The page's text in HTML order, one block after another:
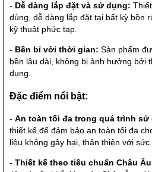
- Dễ dàng lắp đặt và sử dụng:
dùng, dễ dàng lắp đặt tại bất kỳ bồn
kỹ thuật phức tạp.
- Bền bỉ với thời gian: Sản phẩm
bền lâu dài, không bị ảnh hưởng bởi
dụng.
Đặc điểm nổi bật:
- An toàn tối đa trong quá trình sử
thiết kế để đảm bảo an toàn tối đa
liệu không gây hại, thân thiện với sức
- Thiết kế theo tiêu chuẩn Châu